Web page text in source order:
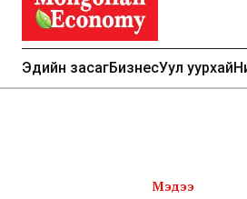
Эдийн засагБизнесУул уурхай
Мэдээ